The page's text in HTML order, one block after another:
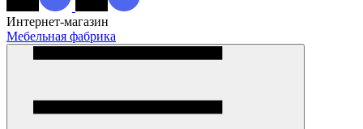
Интернет-магазин
Мебельная фабрика